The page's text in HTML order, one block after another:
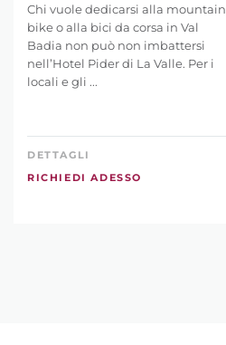
Chi vuole dedicarsi alla mountain
bike o alla bici da corsa in Val
Badia non può non imbattersi
nell’Hotel Pider di La Valle. Per i
locali e gli ...
DETTAGLI
RICHIEDI ADESSO